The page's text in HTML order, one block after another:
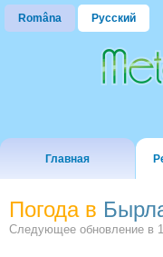
Româna Русский
Главная
Погода в
Следующее обновление в